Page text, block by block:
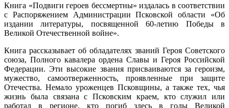
Книга «Подвиги героев бессмертны» издалась в соответствии
с Распоряжением Администрации Псковской области «Об
издании литературы, посвященной 60-летию Победы в
Великой Отечественной войне».
Книга рассказывает об обладателях званий Героя Советского
союза, Полного кавалера ордена Славы и Героя Российской
Федерации. Эти высокие звания присваиваются за героизм,
мужество, самоотверженность, проявленные при защите
Отечества. Немало уроженцев Псковщины, а также тех, чья
жизнь была связана с Псковским краем, кто служил или
работал в регионе, кто погиб здесь в годы Великой